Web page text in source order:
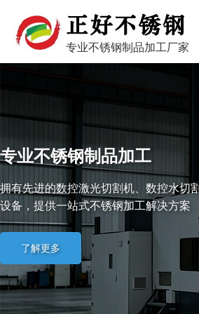
专业不锈钢制品加工厂家
专业不锈钢制品加工
拥有先进的数控激光切割机、数控水切
设备，提供一站式不锈钢加工解决方案
了解更多